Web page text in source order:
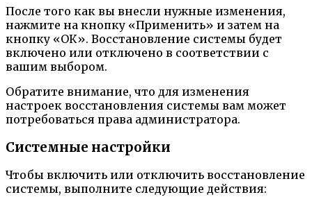
После того как вы внесли нужные изменения,
нажмите на кнопку «Применить» и затем на
кнопку «ОК». Восстановление системы будет
включено или отключено в соответствии с
вашим выбором.
Обратите внимание, что для изменения
настроек восстановления системы вам может
потребоваться права администратора.
Системные настройки
Чтобы включить или отключить восстановление
системы, выполните следующие действия: